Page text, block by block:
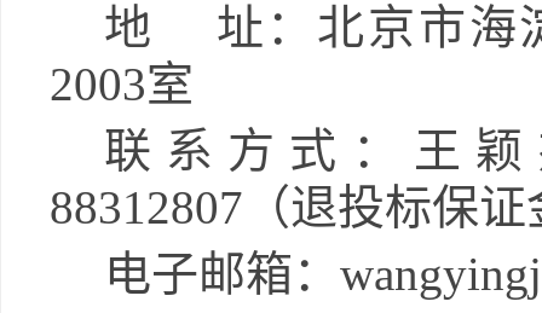
地
址： 北京市海
2003室
联系方式： 王
88312807 （退投标保证
电子邮箱：